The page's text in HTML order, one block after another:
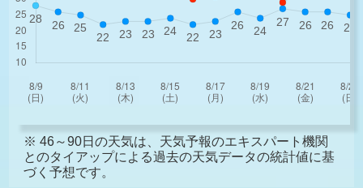
※ 46～90日の天気は、天気予報のエキスパート機関
とのタイアップによる過去の天気データの統計値に基
づく予想です。